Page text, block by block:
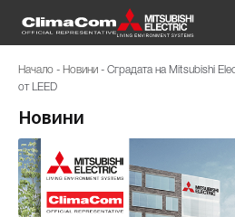
Начало - Новини - Сградата на Mitsubishi
от LEED
Новини